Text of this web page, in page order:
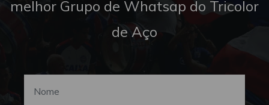
melhor Grupo de Whatsap do Tricolor
de Aço